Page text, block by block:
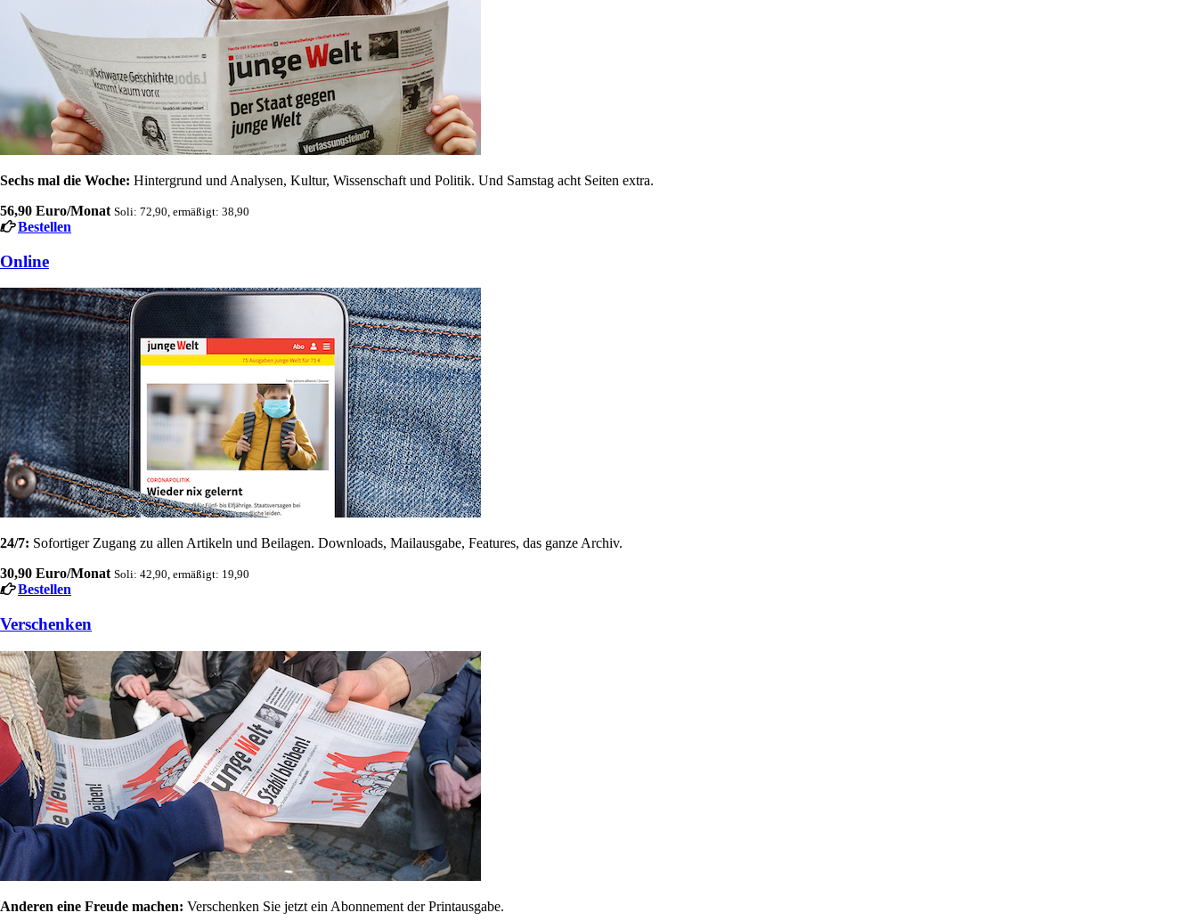
Sechs mal die Woche: Hintergrund und Analysen, Kultur, Wissenschaft und Politik. Und Samstag acht Seiten extra.
56,90 Euro/Monat Soli: 72,90, ermäßigt: 38,90
Bestellen
Online
24/7: Sofortiger Zugang zu allen Artikeln und Beilagen. Downloads, Mailausgabe, Features, das ganze Archiv.
30,90 Euro/Monat Soli: 42,90, ermäßigt: 19,90
Bestellen
Verschenken
Anderen eine Freude machen: Verschenken Sie jetzt ein Abonnement der Printausgabe.